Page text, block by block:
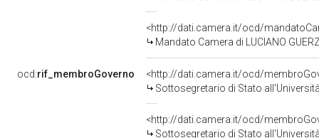
<http://dati.camera.it/ocd/
Mandato Camera di LUCIANO
ocd:rif_membroGoverno
<http://dati.camera.it/ocd/
Sottosegretario di Stato
<http://dati.camera.it/ocd/
Sottosegretario di Stato